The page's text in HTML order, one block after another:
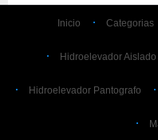
Inicio Categorias
Hidroelevador Aislado
Hidroelevador Pantografo